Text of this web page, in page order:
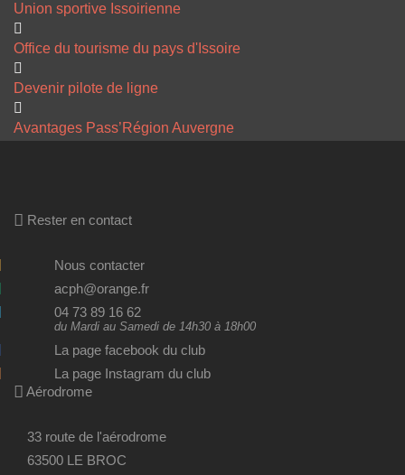
Union sportive Issoirienne
Office du tourisme du pays d'Issoire
Devenir pilote de ligne
Avantages Pass’Région Auvergne
Rester en contact
Nous contacter
acph@orange.fr
04 73 89 16 62
du Mardi au Samedi de 14h30 à 18h00
La page facebook du club
La page Instagram du club
Aérodrome
33 route de l'aérodrome
63500 LE BROC